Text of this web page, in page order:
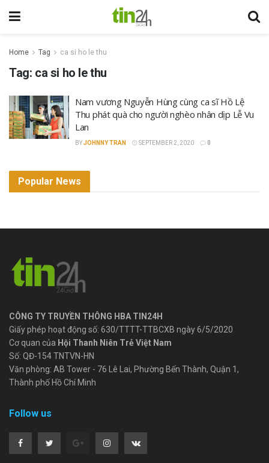
Home Tag ca si ho le thu
Tag: ca si ho le thu
Nam vương Nguyễn Hùng cùng ca sĩ Hồ Lệ
Thu phát quà cho người nghèo nhân dịp Lễ Vu
Lan
BYJOHNNY TRAN SEPTEMBER 2, 2020 0
Popular News
CÔNG TY TRUYỀN THÔNG HBA TIN24H
Giấy phép hoạt động số: 630/TTTT-TTBCXB ngày 6/5/2020
Cơ quan của Hội Thanh Niên Trẻ Việt Nam
Số: QĐ-154 TNTVN-HN
Văn phòng: AB Tower - 76 Lê Lai, Phường Bến Thành, Quận 1,
Thành phố Hồ Chí Minh
Follow us